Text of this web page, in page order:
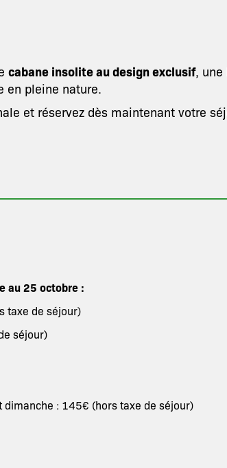
cabane insolite au design exclusif,
en pleine nature.
et réservez dès maintenant votre
au 25 octobre :
taxe de séjour)
séjour)
: 145€ (hors taxe de séjour)